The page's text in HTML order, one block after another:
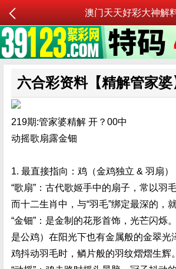
澳门天天好彩大神解
六合彩资料【精解管家婆
219期:管家婆精解 开？00中
动摇歌扇露金钿
1. 最直接指向：鸡（金鸡独立 & 羽扇）
“歌扇”：古代歌姬手中的扇子，常以羽
而十二生肖中，与“羽毛”绑定最深的，就
“金钿”：是金制的花形首饰，光芒闪烁
是公鸡）在阳光下也有金属般的金翠光
鸡抖动羽毛时，鳞片般的羽纹熠熠生辉。